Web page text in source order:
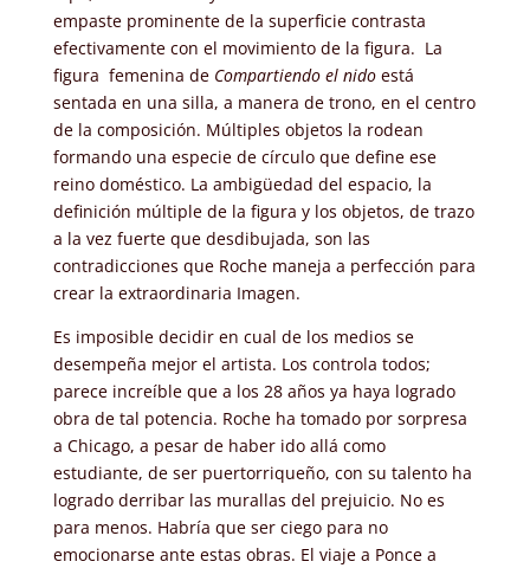
empaste prominente de la superficie contrasta
efectivamente con el movimiento de la figura. La
figura femenina de Compartiendo el nidoestá
sentada en una silla, a manera de trono, en el centro
de la composición. Múltiples objetos la rodean
formando una especie de círculo que define ese
reino doméstico. La ambigüedad del espacio, la
definición múltiple de la figura y los objetos, de trazo
a la vez fuerte que desdibujada, son las
contradicciones que Roche maneja a perfección para
crear la extraordinaria Imagen.
Es imposible decidir en cual de los medios se
desempeña mejor el artista. Los controla todos;
parece increíble que a los 28 años ya haya logrado
obra de tal potencia. Roche ha tomado por sorpresa
a Chicago, a pesar de haber ido allá como
estudiante, de ser puertorriqueño, con su talento ha
logrado derribar las murallas del prejuicio. No es
para menos. Habría que ser ciego para no
emocionarse ante estas obras. El viaje a Ponce a